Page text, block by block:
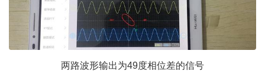
两路波形输出为49度相位差的信号